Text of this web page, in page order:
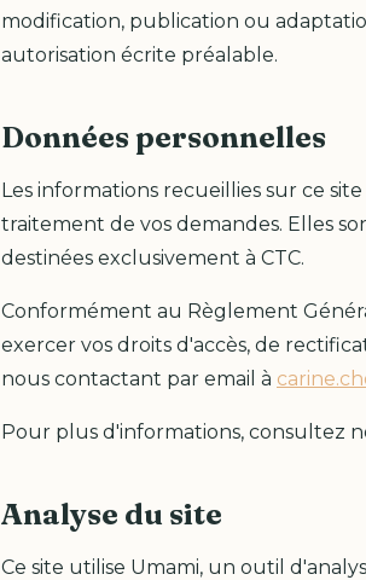
modification, publication ou
autorisation écrite préalable.
Données personnelles
Les informations recueillies sur ce
traitement de vos demandes. Elles
destinées exclusivement à CTC.
Conformément au Règlement
exercer vos droits d'accès, de
nous contactant par email à
Pour plus d'informations, consultez
Analyse du site
Ce site utilise Umami, un outil